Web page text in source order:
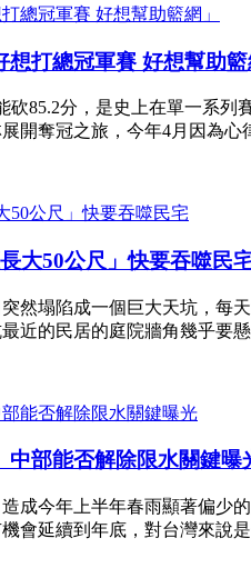
打總冠軍賽 好想幫助籃
砍85.2分，是史上在單一系列
開奪冠之旅，今年4月因為心
大50公尺」快要吞噬民
然塌陷成一個巨大天坑，每
近的民居的庭院牆角幾乎要
部能否解除限水關鍵曝
成今年上半年春雨顯著偏少
會延續到年底，對台灣來說